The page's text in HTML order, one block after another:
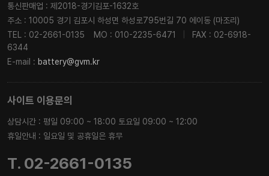
통신판매업 : 제2018-경기김포-1632호
주소 : 10005 경기 김포시 하성면 하성로795번길 70 에이동 (마조리)
TEL : 02-2661-0135
MO : 010-2235-6471
FAX : 02-6918-
6344
E-mail : battery@gvm.kr
사이트 이용문의
상담시간 : 평일 09:00 ~ 18:00 토요일 09:00 ~ 12:00
휴일안내 : 일요일 및 공휴일은 휴무
T. 02-2661-0135